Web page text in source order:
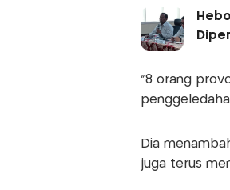
“8 orang
Dia
juga terus